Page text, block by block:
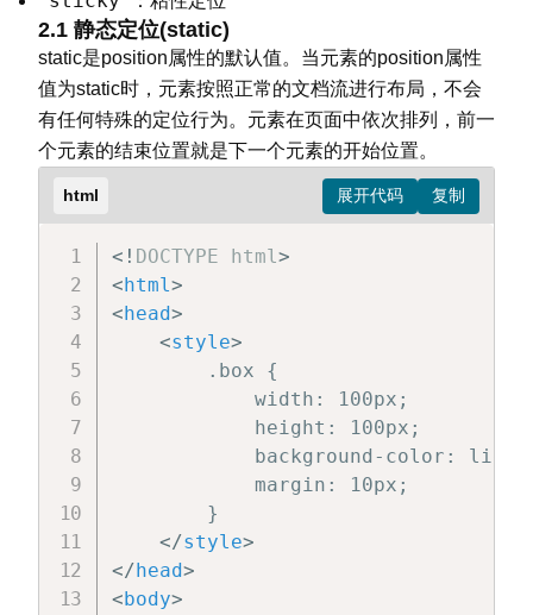
2.1 静态定位(static)
static是position属性的默认值。当元素的position属性
值为static时，元素按照正常的文档流进行布局，不会
有任何特殊的定位行为。元素在页面中依次排列，前一
个元素的结束位置就是下一个元素的开始位置。
html
<! DOCTYPE html>
<html>
<head>
<style>
        .box {
            width: 100px;
            height: 100px;
background-color:
            margin: 10px;
        }
</style>
</head>
<body>